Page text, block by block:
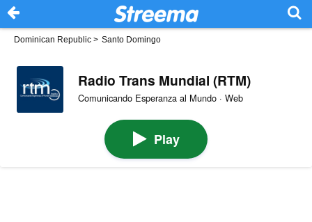
Dominican Republic > Santo Domingo
Radio Trans Mundial (RTM)
Comunicando Esperanza al Mundo · Web
Play